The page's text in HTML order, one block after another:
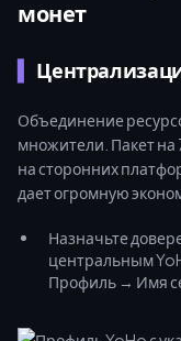
монет
Объединение
множители. Пакет
на сторонних
дает огромную
Назначьте
центральным
Профиль → Имя